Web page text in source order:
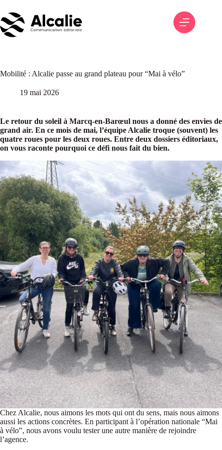
contenu
Mobilité : Alcalie passe au grand plateau pour “Mai à vélo”
19 mai 2026
Le retour du soleil à Marcq-en-Barœul nous a donné des envies de
grand air. En ce mois de mai, l’équipe Alcalie troque (souvent) les
quatre roues pour les deux roues. Entre deux dossiers éditoriaux,
on vous raconte pourquoi ce défi nous fait du bien.
Chez Alcalie, nous aimons les mots qui ont du sens, mais nous aimons
aussi les actions concrètes. En participant à l’opération nationale “Mai
à vélo”, nous avons voulu tester une autre manière de rejoindre
l’agence.